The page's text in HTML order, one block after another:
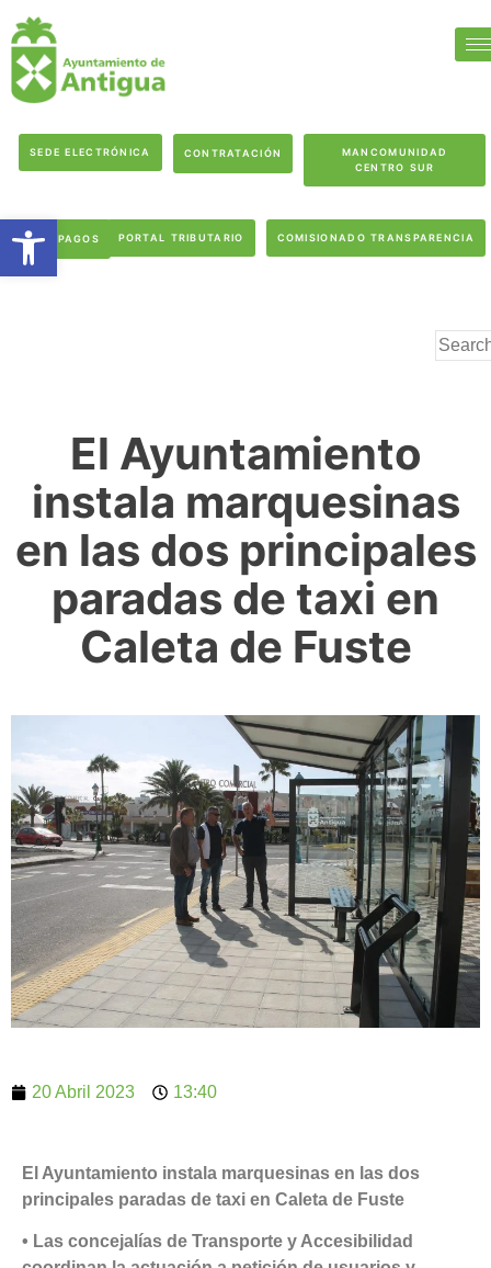
SEDE ELECTRÓNICA CONTRATACIÓN
MANCOMUNIDAD
CENTRO SUR
PAGOS PORTAL TRIBUTARIO COMISIONADO TRANSPARENCIA
El Ayuntamiento
instala marquesinas
en las dos principales
paradas de taxi en
Caleta de Fuste
20 Abril 2023 13:40
El Ayuntamiento instala marquesinas en las dos
principales paradas de taxi en Caleta de Fuste
• Las concejalías de Transporte y Accesibilidad
Abrir barra de herramientas